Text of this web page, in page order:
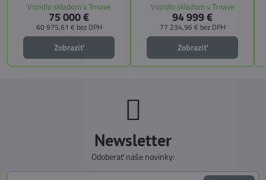
pozdĺžnemu lôžku a možnosti
doplniť predné prídavné lôžko.
Vozidlo skladom v Trnave
75 000 €
60 975,61 € bez DPH
Zobraziť
CITY, TECHNO, SICHERHEIT a
MEGA WINTER získate maximálnu
bezpečnosť, pohodlie a
technologické inovácie. Ideálna
voľba pre tých, ktorí hľadajú luxus,
funkčnosť a slobodu na cestách.
Vozidlo skladom v Trnave
94 999 €
77 234,96 € bez DPH
Zobraziť
Newsletter
Odoberať naše novinky: